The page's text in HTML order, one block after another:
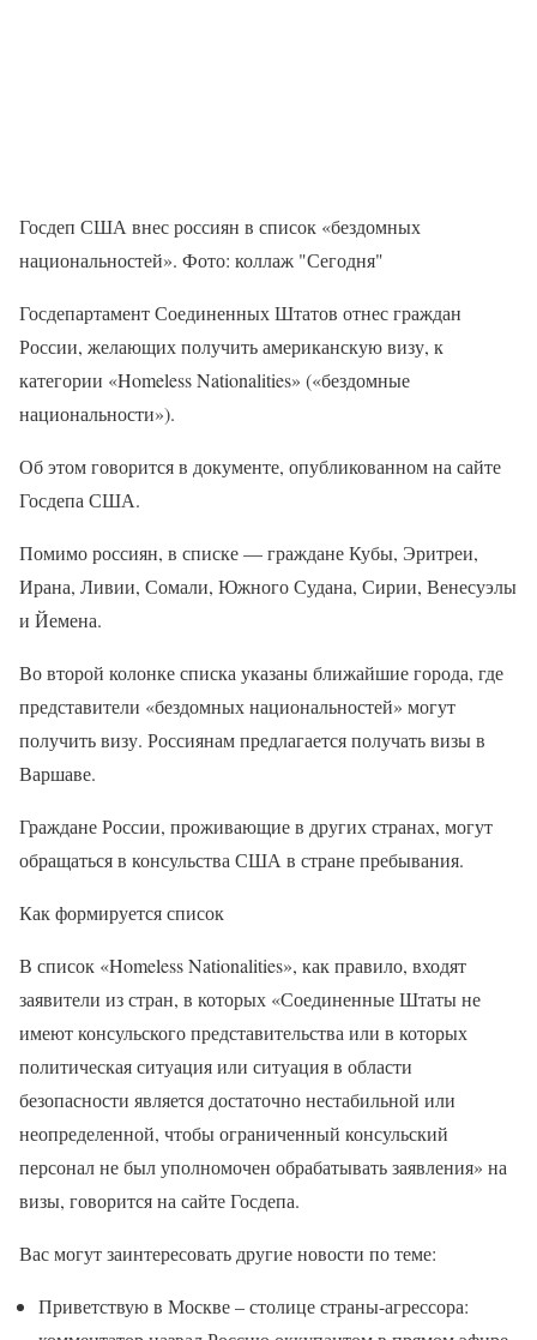
Госдеп США внес россиян в список «бездомных
национальностей». Фото: коллаж "Сегодня"
Госдепартамент Соединенных Штатов отнес граждан
России, желающих получить американскую визу, к
категории «Homeless Nationalities» («бездомные
национальности»).
Об этом говорится в документе, опубликованном на сайте
Госдепа США.
Помимо россиян, в списке — граждане Кубы, Эритреи,
Ирана, Ливии, Сомали, Южного Судана, Сирии, Венесуэлы
и Йемена.
Во второй колонке списка указаны ближайшие города, где
представители «бездомных национальностей» могут
получить визу. Россиянам предлагается получать визы в
Варшаве.
Граждане России, проживающие в других странах, могут
обращаться в консульства США в стране пребывания.
Как формируется список
В список «Homeless Nationalities», как правило, входят
заявители из стран, в которых «Соединенные Штаты не
имеют консульского представительства или в которых
политическая ситуация или ситуация в области
безопасности является достаточно нестабильной или
неопределенной, чтобы ограниченный консульский
персонал не был уполномочен обрабатывать заявления» на
визы, говорится на сайте Госдепа.
Вас могут заинтересовать другие новости по теме:
Приветствую в Москве – столице страны-агрессора: